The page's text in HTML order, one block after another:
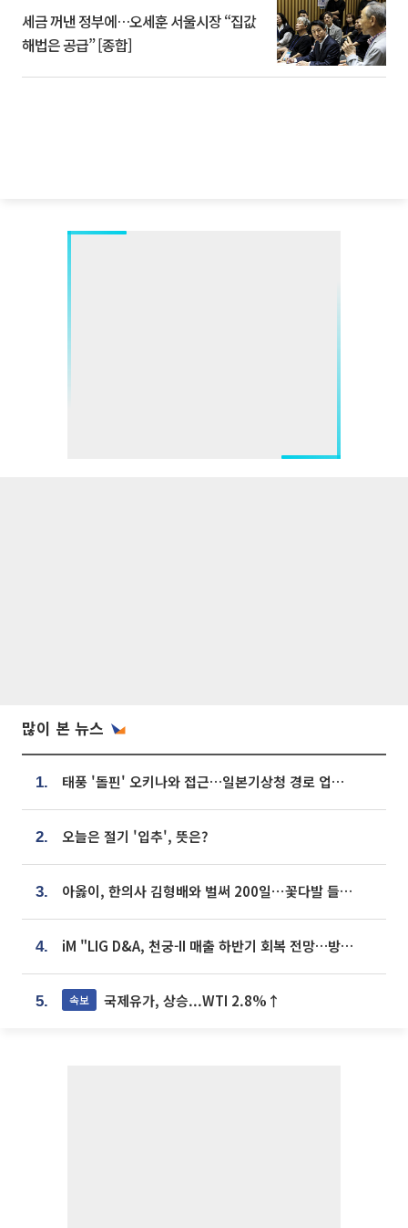
세금 꺼낸 정부에…오세훈 서울시장 “집값
해법은 공급” [종합]
많이 본 뉴스
1. 태풍 '돌핀' 오키나와 접근…일본기상청 경로 업데이트
2. 오늘은 절기 '입추', 뜻은?
3. 아옳이, 한의사 김형배와 벌써 200일⋯꽃다발 들고 "프러포즈 아냐"
4. iM "LIG D&A, 천궁-II 매출 하반기 회복 전망…방산 톱픽 유지"
5. 속보 국제유가, 상승...WTI 2.8%↑